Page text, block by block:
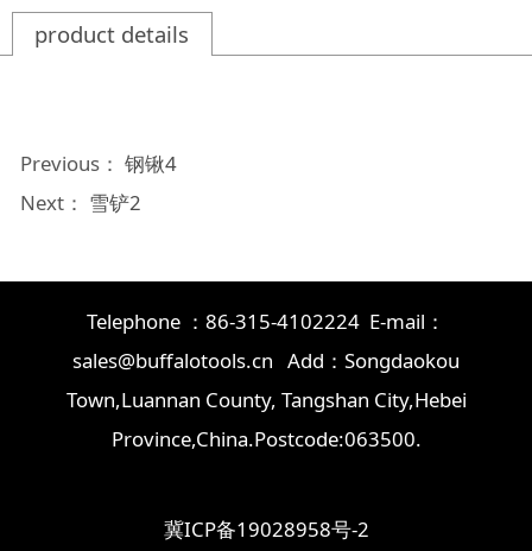
product details
Previous： 钢锹4
Next： 雪铲2
Telephone ：86-315-4102224 E-mail：
sales@buffalotools.cn Add：Songdaokou
Town,Luannan County, Tangshan City,Hebei
Province,China.Postcode:063500.
冀ICP备19028958号-2